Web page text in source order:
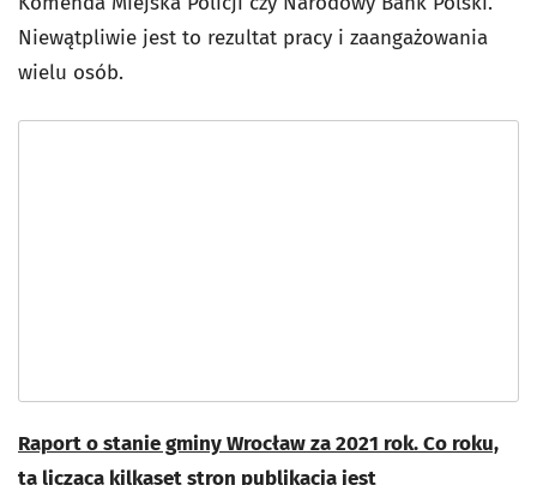
Niewątpliwie jest to rezultat pracy i zaangażowania
wielu osób.
Raport o stanie gminy Wrocław za 2021 rok. Co roku,
ta licząca kilkaset stron publikacja jest